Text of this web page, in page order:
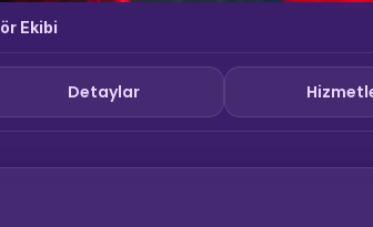
Ekibi
Detaylar